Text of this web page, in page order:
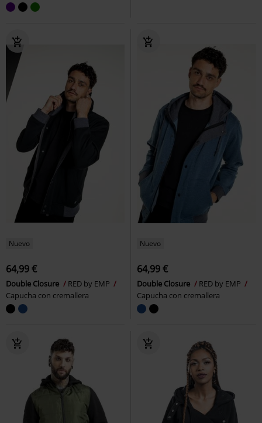
Nuevo
64,99 €
Double Closure
RED by EMP
Capucha con cremallera
Nuevo
64,99 €
Double Closure
RED by EMP
Capucha con cremallera